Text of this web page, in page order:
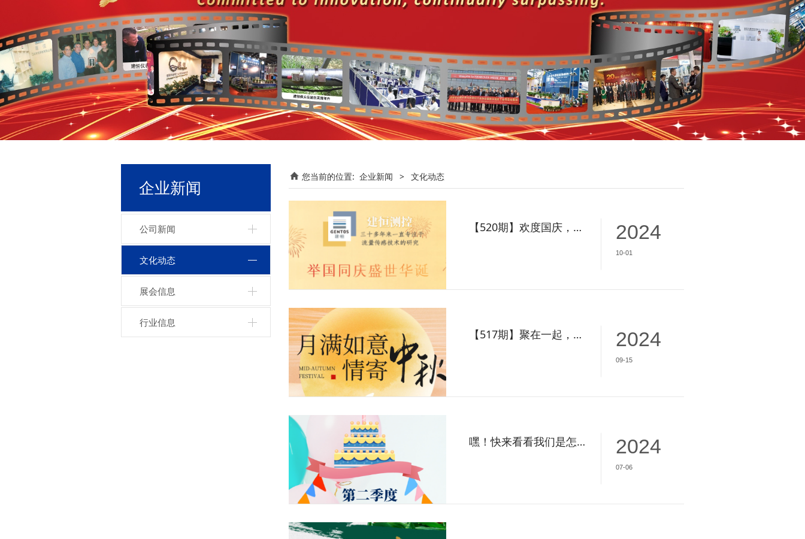
企业新闻
公司新闻
文化动态
展会信息
行业信息
您当前的位置: 企业新闻 > 文化动态
2024
10-01
【520期】欢度国庆，盛世繁华，共创未来。
2024
09-15
【517期】聚在一起，就是中秋！
2024
07-06
嘿！快来看看我们是怎么过的生日吧